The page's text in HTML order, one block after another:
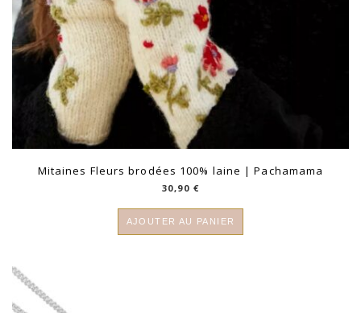
Mitaines Fleurs brodées 100% laine | Pachamama
30,90 €
AJOUTER AU PANIER